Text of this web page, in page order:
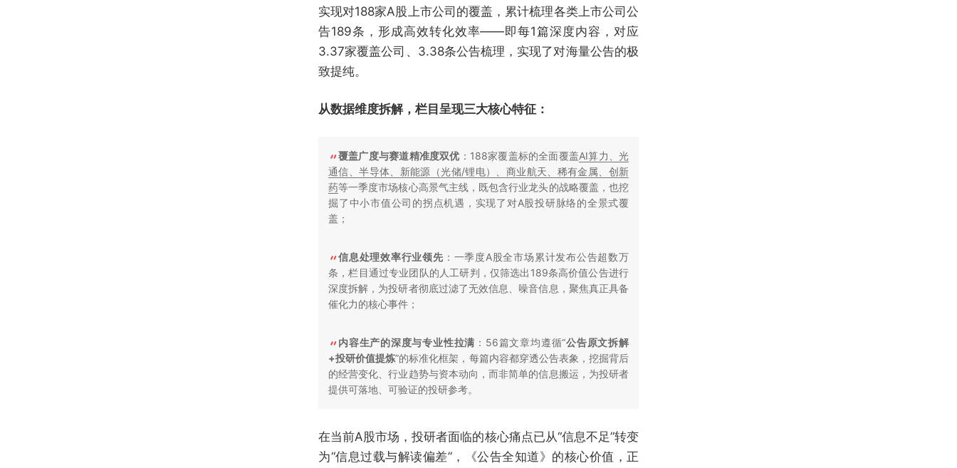
实现对188家A股上市公司的覆盖，累计梳理各类上市公司公
告189条，形成高效转化效率——即每1篇深度内容，对应
3.37家覆盖公司、3.38条公告梳理，实现了对海量公告的极
致提纯。
从数据维度拆解，栏目呈现三大核心特征：
覆盖广度与赛道精准度双优 ：188家覆盖标的全面覆盖AI算力、光
通信、半导体、新能源（光储/锂电）、商业航天、稀有金属、创新
药等一季度市场核心高景气主线，既包含行业龙头的战略覆盖，也挖
掘了中小市值公司的拐点机遇，实现了对A股投研脉络的全景式覆
盖；
信息处理效率行业领先 ：一季度A股全市场累计发布公告超数万
条，栏目通过专业团队的人工研判，仅筛选出189条高价值公告进行
深度拆解，为投研者彻底过滤了无效信息、噪音信息，聚焦真正具备
催化力的核心事件；
内容生产的深度与专业性拉满 ：56篇文章均遵循“公告原文拆解
+投研价值提炼”的标准化框架，每篇内容都穿透公告表象，挖掘背后
的经营变化、行业趋势与资本动向，而非简单的信息搬运，为投研者
提供可落地、可验证的投研参考。
在当前A股市场，投研者面临的核心痛点已从“信息不足”转变
为“信息过载与解读偏差”，《公告全知道》的核心价值，正